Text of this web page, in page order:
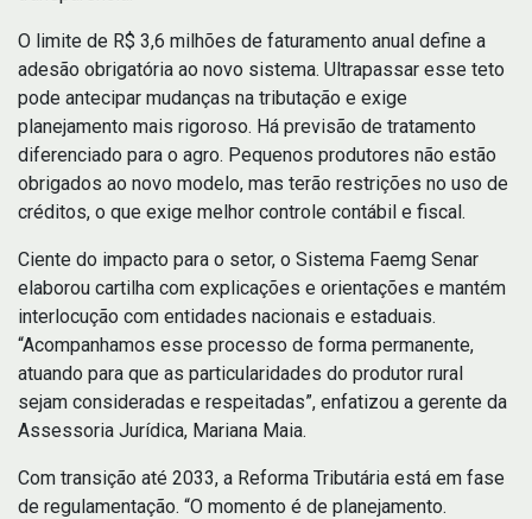
O limite de R$ 3,6 milhões de faturamento anual define a
adesão obrigatória ao novo sistema. Ultrapassar esse teto
pode antecipar mudanças na tributação e exige
planejamento mais rigoroso. Há previsão de tratamento
diferenciado para o agro. Pequenos produtores não estão
obrigados ao novo modelo, mas terão restrições no uso de
créditos, o que exige melhor controle contábil e fiscal.
Ciente do impacto para o setor, o Sistema Faemg Senar
elaborou cartilha com explicações e orientações e mantém
interlocução com entidades nacionais e estaduais.
“Acompanhamos esse processo de forma permanente,
atuando para que as particularidades do produtor rural
sejam consideradas e respeitadas”, enfatizou a gerente da
Assessoria Jurídica, Mariana Maia.
Com transição até 2033, a Reforma Tributária está em fase
de regulamentação. “O momento é de planejamento.